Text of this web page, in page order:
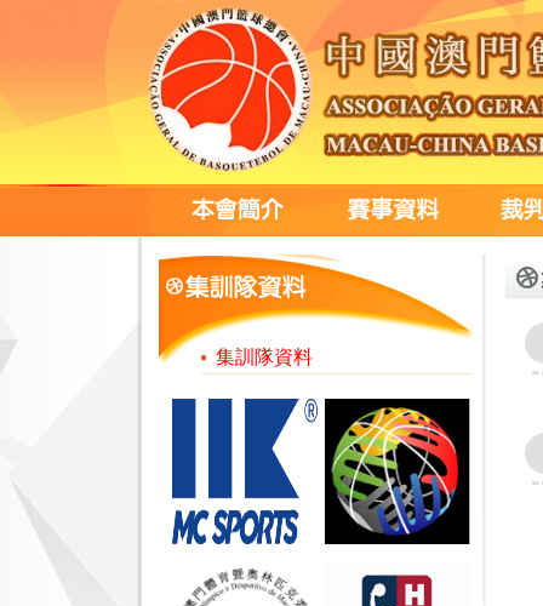
集訓隊資料